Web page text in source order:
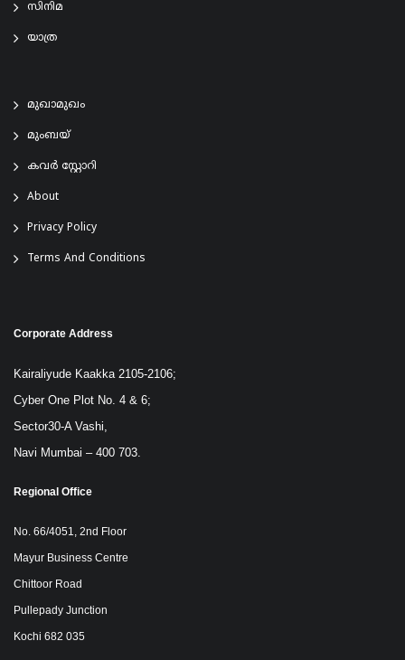
സിനിമ
യാത്ര
മുഖാമുഖം
മുംബയ്
കവർ സ്റ്റോറി
About
Privacy Policy
Terms And Conditions
Corporate Address
Kairaliyude Kaakka 2105-2106;
Cyber One Plot No. 4 & 6;
Sector30-A Vashi,
Navi Mumbai – 400 703.
Regional Office
No. 66/4051, 2nd Floor
Mayur Business Centre
Chittoor Road
Pullepady Junction
Kochi 682 035